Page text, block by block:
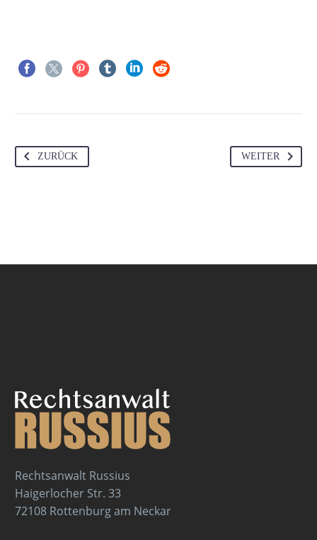
ZURÜCK WEITER
Rechtsanwalt Russius
Haigerlocher Str. 33
72108 Rottenburg am Neckar